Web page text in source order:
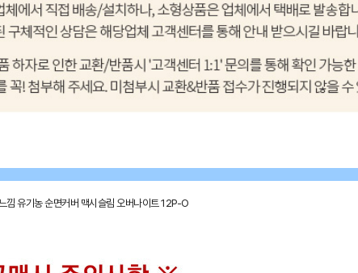
낌 유기농 순면커버 맥시슬림 오버나이트 12P-O